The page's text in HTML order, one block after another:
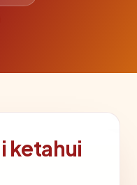
ketahui